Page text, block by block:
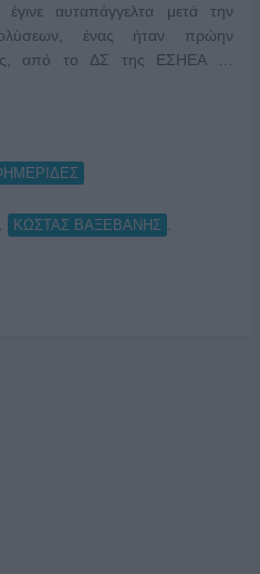
αυταπάγγελτα μετά την
ένας ήταν πρώην
από το ΔΣ της ΕΣΗΕΑ …
ΚΩΣΤΑΣ ΒΑΞΕΒΑΝΗΣ